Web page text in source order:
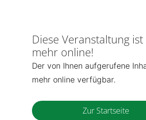
Diese Veranstaltung
mehr online!
Der von Ihnen aufgerufene
mehr online verfügbar.
Zur Startseite